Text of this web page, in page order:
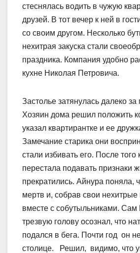
стеснялась водить в чужую
друзей. В тот вечер к ней в
со своим другом. Несколько
нехитрая закуска стали
праздника. Компания удобно
кухне Николая Петровича.
Застолье затянулась далеко за
Хозяин дома решил положить
указал квартирантке и ее
Замечание старика они
стали избивать его. После того
перестала подавать признаки
прекратились. Айнура поняла,
мертв и, собрав свои
вместе с собутыльниками.
трезвую голову осознал, что
подался в бега. Почти год он
столице. Решил, видимо, что